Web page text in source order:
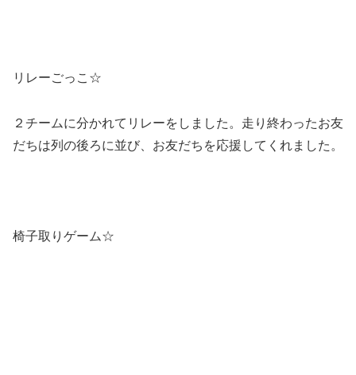
ボールホッケー☆
玉入れもしました。